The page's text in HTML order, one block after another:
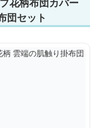
花柄布団カバー
団セット